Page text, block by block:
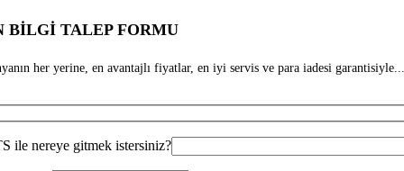
BİLGİ TALEP FORMU
her yerine, en avantajlı fiyatlar, en iyi servis ve para iadesi
ile nereye gitmek istersiniz?